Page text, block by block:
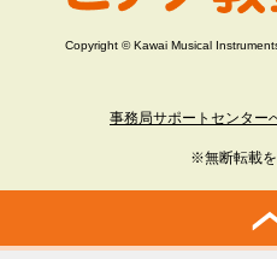
Copyright © Kawai Musical
事務局サポートセンター
※無断転載